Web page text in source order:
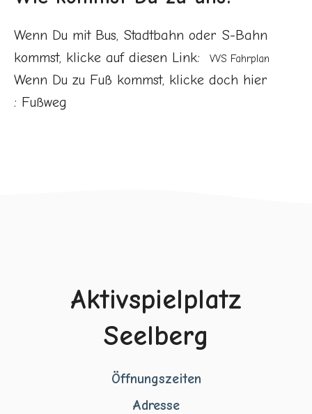
Wenn Du mit Bus, Stadtbahn oder S-Bahn
kommst, klicke auf diesen Link:
VVS Fahrplan
Wenn Du zu Fuß kommst, klicke doch hier
: Fußweg
Aktivspielplatz
Seelberg
Öffnungszeiten
Adresse